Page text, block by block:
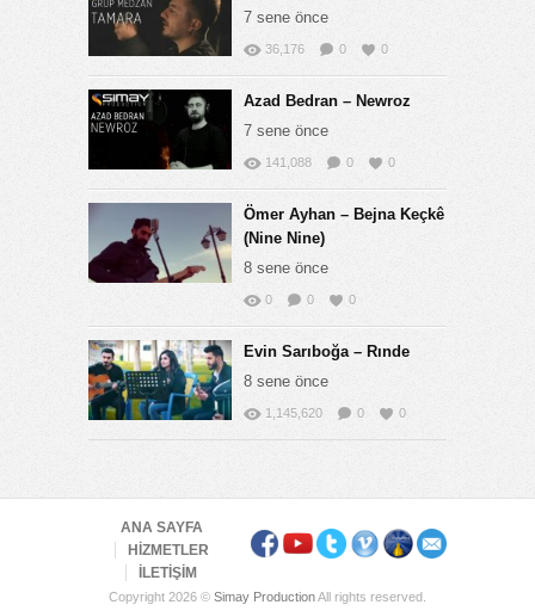
7 sene önce
36,176 0 0
Azad Bedran – Newroz
7 sene önce
141,088 0 0
Ömer Ayhan – Bejna Keçkê
(Nine Nine)
8 sene önce
0 0 0
Evin Sarıboğa – Rınde
8 sene önce
1,145,620 0 0
ANA SAYFA
HİZMETLER
İLETİŞİM
Copyright 2026 © Simay ProductionAll rights reserved.